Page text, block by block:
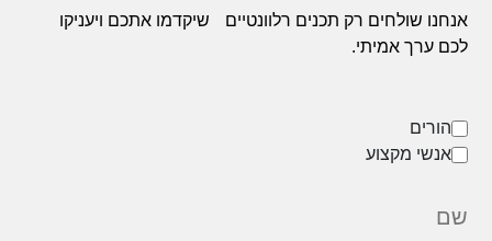
אנחנו שולחים רק תכנים רלוונטיים שיקדמו אתכם ויעניקו
לכם ערך אמיתי.
הורים
אנשי מקצוע